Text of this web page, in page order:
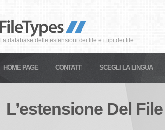
La database delle estensioni dei file e i tipi dei file
HOME PAGE CONTATTI SCEGLI LA LINGUA
L’estensione Del File